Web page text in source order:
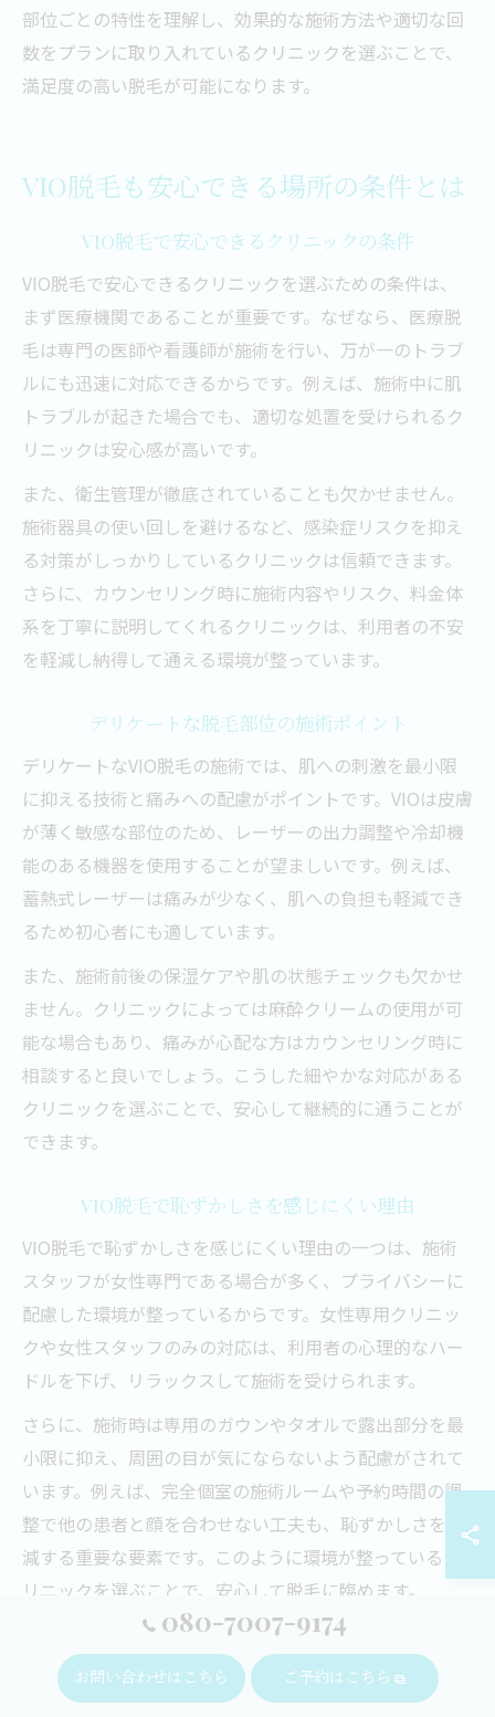
部位ごとの特性を理解し、効果的な施術方法や適切な回
数をプランに取り入れているクリニックを選ぶことで、
満足度の高い脱毛が可能になります。
VIO脱毛も安心できる場所の条件とは
VIO脱毛で安心できるクリニックの条件
VIO脱毛で安心できるクリニックを選ぶための条件は、
まず医療機関であることが重要です。なぜなら、医療脱
毛は専門の医師や看護師が施術を行い、万が一のトラブ
ルにも迅速に対応できるからです。例えば、施術中に肌
トラブルが起きた場合でも、適切な処置を受けられるク
リニックは安心感が高いです。
また、衛生管理が徹底されていることも欠かせません。
施術器具の使い回しを避けるなど、感染症リスクを抑え
る対策がしっかりしているクリニックは信頼できます。
さらに、カウンセリング時に施術内容やリスク、料金体
系を丁寧に説明してくれるクリニックは、利用者の不安
を軽減し納得して通える環境が整っています。
デリケートな脱毛部位の施術ポイント
デリケートなVIO脱毛の施術では、肌への刺激を最小限
に抑える技術と痛みへの配慮がポイントです。VIOは皮膚
が薄く敏感な部位のため、レーザーの出力調整や冷却機
能のある機器を使用することが望ましいです。例えば、
蓄熱式レーザーは痛みが少なく、肌への負担も軽減でき
るため初心者にも適しています。
また、施術前後の保湿ケアや肌の状態チェックも欠かせ
ません。クリニックによっては麻酔クリームの使用が可
能な場合もあり、痛みが心配な方はカウンセリング時に
相談すると良いでしょう。こうした細やかな対応がある
クリニックを選ぶことで、安心して継続的に通うことが
できます。
VIO脱毛で恥ずかしさを感じにくい理由
VIO脱毛で恥ずかしさを感じにくい理由の一つは、施術
スタッフが女性専門である場合が多く、プライバシーに
配慮した環境が整っているからです。女性専用クリニッ
クや女性スタッフのみの対応は、利用者の心理的なハー
ドルを下げ、リラックスして施術を受けられます。
さらに、施術時は専用のガウンやタオルで露出部分を最
小限に抑え、周囲の目が気にならないよう配慮がされて
います。例えば、完全個室の施術ルームや予約時間の調
整で他の患者と顔を合わせない工夫も、恥ずかしさを軽
減する重要な要素です。このように環境が整っているク
リニックを選ぶことで、安心して脱毛に臨めます。
女性専用脱毛クリニックの安心感を解説
女性専用脱毛クリニックは、女性の体質や肌質に特化し
080-7007-9174
お問い合わせはこちら ご予約はこちら